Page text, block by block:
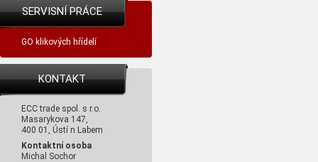
SERVISNÍ PRÁCE
GO klikových hřídelí
KONTAKT
ECC trade spol. s r.o.
Masarykova 147,
400 01, Ústí n Labem
Kontaktní osoba
Michal Sochor